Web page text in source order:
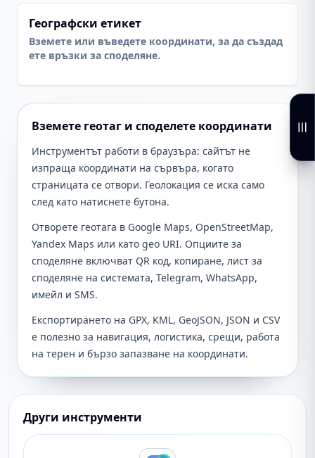
Географски етикет
Вземете или въведете координати, за да създад
ете връзки за споделяне.
Вземете геотаг и споделете координати
Инструментът работи в браузъра: сайтът не
изпраща координати на сървъра, когато
страницата се отвори. Геолокация се иска само
след като натиснете бутона.
Отворете геотага в Google Maps, OpenStreetMap,
Yandex Maps или като geo URI. Опциите за
споделяне включват QR код, копиране, лист за
споделяне на системата, Telegram, WhatsApp,
имейл и SMS.
Експортирането на GPX, KML, GeoJSON, JSON и CSV
е полезно за навигация, логистика, срещи, работа
на терен и бързо запазване на координати.
Други инструменти